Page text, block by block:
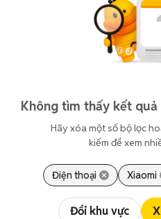
Không tìm thấy kết
Hãy xóa một số bộ lọc
kiếm để xem
Điện thoại Xiaomi
Đổi khu vực